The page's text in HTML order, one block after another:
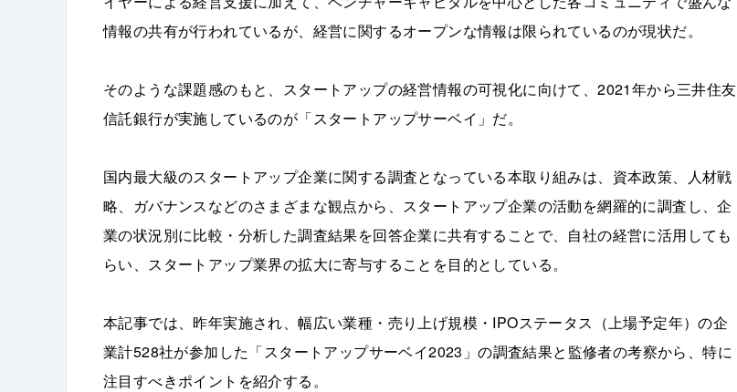
情報の共有が行われているが、経営に関するオープンな情報は限られているのが現状だ。
そのような課題感のもと、スタートアップの経営情報の可視化に向けて、2021年から三井住友
信託銀行が実施しているのが「スタートアップサーベイ」だ。
国内最大級のスタートアップ企業に関する調査となっている本取り組みは、資本政策、人材戦
略、ガバナンスなどのさまざまな観点から、スタートアップ企業の活動を網羅的に調査し、企
業の状況別に比較・分析した調査結果を回答企業に共有することで、自社の経営に活用しても
らい、スタートアップ業界の拡大に寄与することを目的としている。
本記事では、昨年実施され、幅広い業種・売り上げ規模・IPOステータス（上場予定年）の企
業計528社が参加した「スタートアップサーベイ2023」の調査結果と監修者の考察から、特に
注目すべきポイントを紹介する。